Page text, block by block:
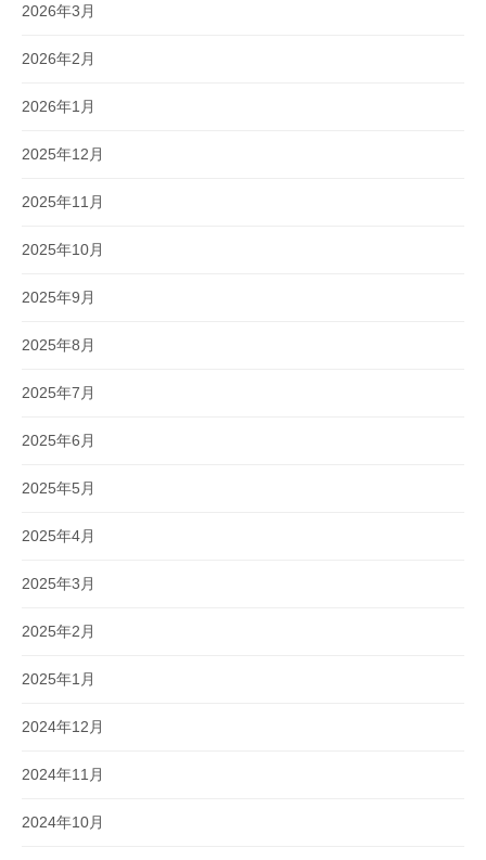
2026年3月
2026年2月
2026年1月
2025年12月
2025年11月
2025年10月
2025年9月
2025年8月
2025年7月
2025年6月
2025年5月
2025年4月
2025年3月
2025年2月
2025年1月
2024年12月
2024年11月
2024年10月